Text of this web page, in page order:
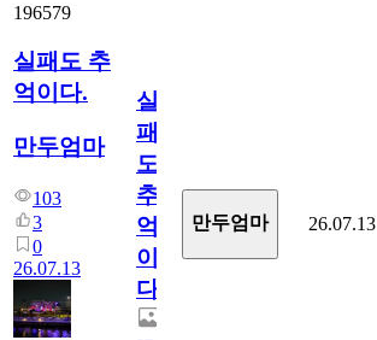
196579
실패도 추
억이다.
만두엄마
103
3
0
26.07.13
실
패
도
추
억
이
다.
만두엄마 26.07.13